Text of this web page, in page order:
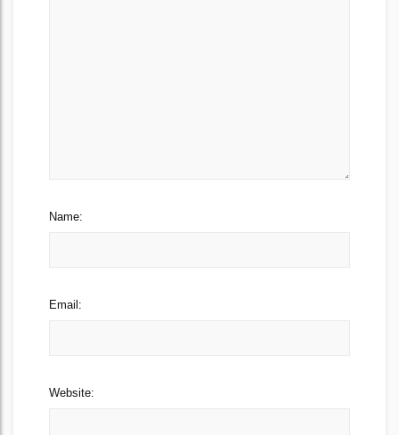
Name:
Email:
Website: